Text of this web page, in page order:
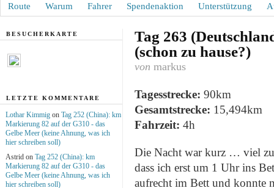
Route Warum Fahrer Spendenaktion Unterstützung
Tag 263
(schon zu hause?)
von markus
Tagesstrecke: 90km
Gesamtstrecke: 15,494km
Fahrzeit: 4h
Die Nacht war kurz … viel zu
dass ich erst um 1 Uhr ins
aufrecht im Bett und konnte
BESUCHERKARTE
LETZTE KOMMENTARE
Lothar Kimmig on Tag 252 (China): km
Markierung 82 auf der G310 - das
Gelbe Meer (keine Ahnung, was ich
hier schreiben soll)
Astrid on Tag 252 (China): km
Markierung 82 auf der G310 - das
Gelbe Meer (keine Ahnung, was ich
hier schreiben soll)